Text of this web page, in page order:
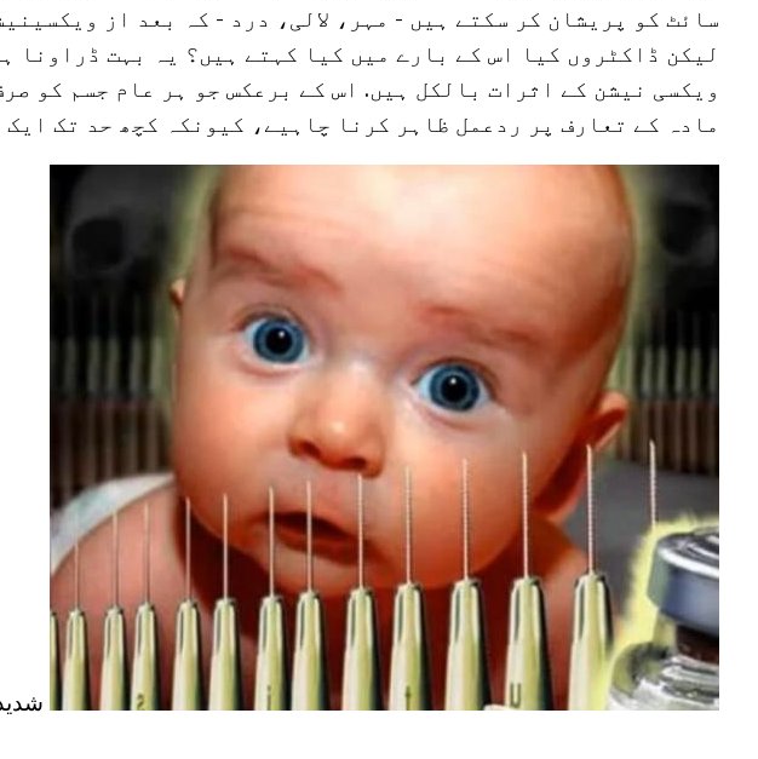
سائٹ کو پریشان کر سکتے ہیں - مہر، لالی، درد - کہ بعد از
لیکن ڈاکٹروں کیا اس کے بارے میں کیا کہتے ہیں؟ یہ بہت ڈراونا
ویکسی نیشن کے اثرات بالکل ہیں. اس کے برعکس جو ہر عام جسم کو
مادہ کے تعارف پر ردعمل ظاہر کرنا چاہیے، کیونکہ کچھ حد تک